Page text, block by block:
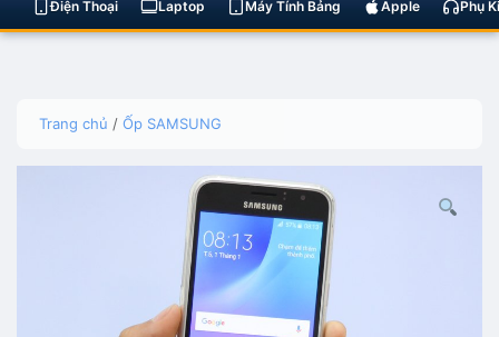
Điện Thoại Laptop Máy Tính Bảng Apple Phụ
content
Trang chủ / Ốp SAMSUNG